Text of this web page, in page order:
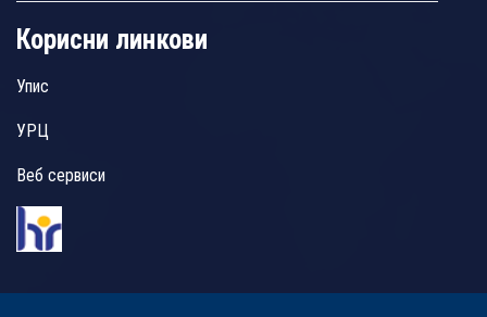
Корисни линкови
Упис
УРЦ
Веб сервиси